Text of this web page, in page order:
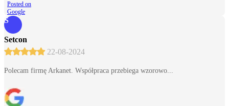
Posted on
Google
S
Setcon
22-08-2024
Polecam firmę Arkanet. Współpraca przebiega wzorowo...